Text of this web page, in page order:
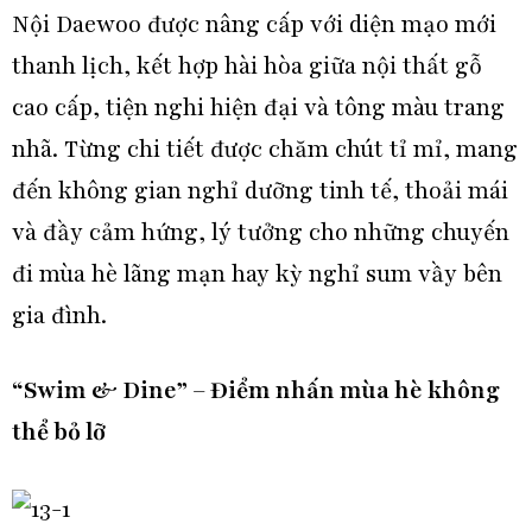
Nội Daewoo được nâng cấp với diện mạo mới
thanh lịch, kết hợp hài hòa giữa nội thất gỗ
cao cấp, tiện nghi hiện đại và tông màu trang
nhã. Từng chi tiết được chăm chút tỉ mỉ, mang
đến không gian nghỉ dưỡng tinh tế, thoải mái
và đầy cảm hứng, lý tưởng cho những chuyến
đi mùa hè lãng mạn hay kỳ nghỉ sum vầy bên
gia đình.
“Swim & Dine” – Điểm nhấn mùa hè không
thể bỏ lỡ